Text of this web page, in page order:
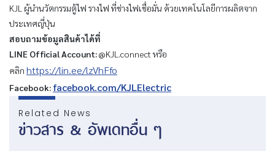
KJL ผู้นำนวัตกรรมตู้ไฟ รางไฟ ที่ช่างไฟเชื่อมั่น ด้วยเทคโนโลยีการผลิตจาก
ประเทศญี่ปุ่น
สอบถามข้อมูลสินค้าได้ที่
LINE Official Account:@KJL.connect หรือ
คลิก https://lin.ee/lzVhFfo
Facebook: facebook.com/KJLElectric
Related News
ข่าวสาร & อัพเดทอื่น ๆ